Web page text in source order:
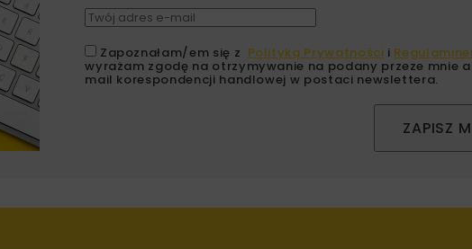
Zapoznałam/em się z Polityką Prywatności i
wyrażam zgodę na otrzymywanie na podany przeze mnie
mail korespondencji handlowej w postaci newslettera.
ZAPISZ